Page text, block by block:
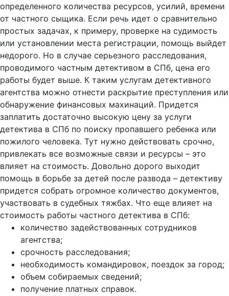
определенного количества ресурсов, усилий, времени
от частного сыщика. Если речь идет о сравнительно
простых задачах, к примеру, проверке на судимость
или установлении места регистрации, помощь выйдет
недорого. Но в случае серьезного расследования,
проводимого частным детективом в СПб, цена его
работы будет выше. К таким услугам детективного
агентства можно отнести раскрытие преступления или
обнаружение финансовых махинаций. Придется
заплатить достаточно высокую цену за услуги
детектива в СПб по поиску пропавшего ребенка или
пожилого человека. Тут нужно действовать срочно,
привлекать все возможные связи и ресурсы – это
влияет на стоимость. Довольно дорого выходит
помощь в борьбе за детей после развода – детективу
придется собрать огромное количество документов,
участвовать в судебных тяжбах. Что еще влияет на
стоимость работы частного детектива в СПб:
количество задействованных сотрудников
агентства;
срочность расследования;
необходимость командировок, поездок за город;
объем собираемых сведений;
получение платных справок.